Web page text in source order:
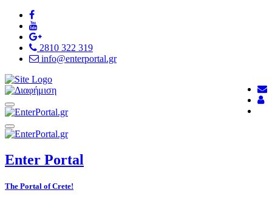
2810 322 319
info@enterportal.gr
Enter Portal
The Portal of Crete!